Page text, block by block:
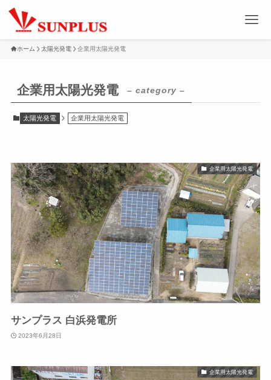
ホーム 太陽光発電 企業用太陽光発電
企業用太陽光発電 – category –
太陽光発電 企業用太陽光発電
企業用太陽光発電
サンプラス 白浜発電所
2023年6月28日
企業用太陽光発電